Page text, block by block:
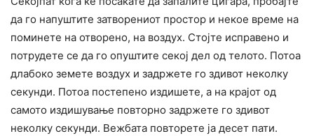
да го напуштите затворениот простор и некое време на
поминете на отворено, на воздух. Стојте исправено и
потрудете се да го опуштите секој дел од телото. Потоа
длабоко земете воздух и задржете го здивот неколку
секунди. Потоа постепено издишете, а на крајот од
самото издишување повторно задржете го здивот
неколку секунди. Вежбата повторете ја десет пати.